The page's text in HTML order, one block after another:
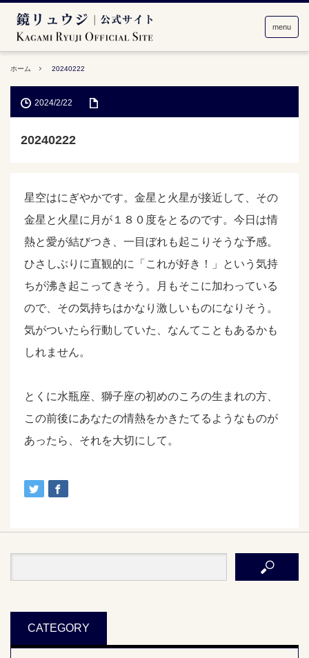
menu
ホーム 20240222
2024/2/22
20240222
星空はにぎやかです。金星と火星が接近して、その
金星と火星に月が１８０度をとるのです。今日は情
熱と愛が結びつき、一目ぼれも起こりそうな予感。
ひさしぶりに直観的に「これが好き！」という気持
ちが沸き起こってきそう。月もそこに加わっている
ので、その気持ちはかなり激しいものになりそう。
気がついたら行動していた、なんてこともあるかも
しれません。
とくに水瓶座、獅子座の初めのころの生まれの方、
この前後にあなたの情熱をかきたてるようなものが
あったら、それを大切にして。
CATEGORY